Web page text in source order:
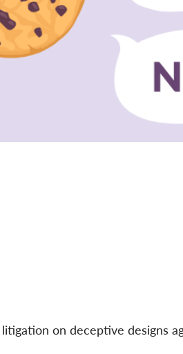
on deceptive designs